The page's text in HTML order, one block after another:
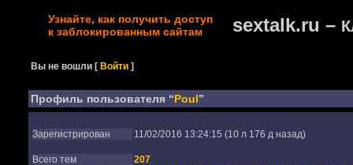
Узнайте, как получить доступ
к заблокированным сайтам
sextalk.ru –
Вы не вошли [Войти ]
Профиль пользователя “Poul”
Зарегистрирован 11/02/2016 13:24:15 (10 л 176 д назад)
Всего тем
207